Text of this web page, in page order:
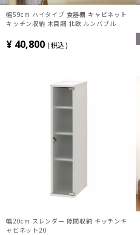
幅59cm ハイタイプ 食器棚 キャビネット
キッチン収納 木目調 北欧 ルンバブル
¥ 40,800 税込
幅20cm スレンダー 隙間収納 キッチンキ
ャビネット20